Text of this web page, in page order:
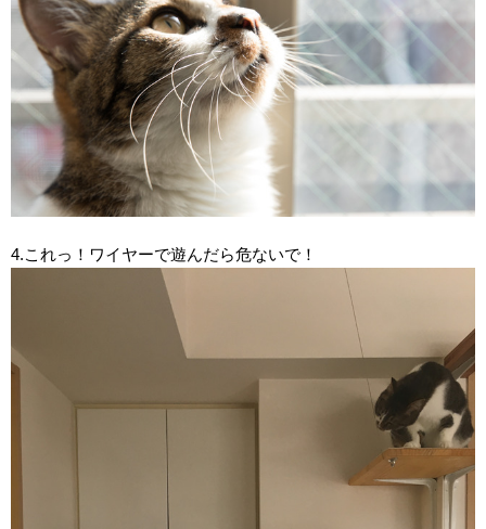
4.これっ！ワイヤーで遊んだら危ないで！